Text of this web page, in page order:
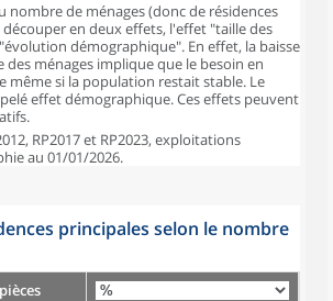
nombre de ménages (donc de résidences
en deux effets, l'effet "taille des
démographique". En effet, la baisse
des ménages implique que le besoin en
même si la population restait stable. Le
effet démographique. Ces effets peuvent
RP2017 et RP2023, exploitations
au 01/01/2026.
principales selon le nombre